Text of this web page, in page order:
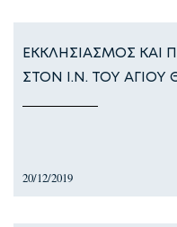
ΕΚΚΛΗΣΙΑΣΜΟΣ
ΣΤΟΝ Ι.Ν. ΤΟΥ
20/12/2019